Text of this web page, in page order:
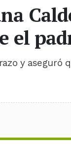
el
y aseguró